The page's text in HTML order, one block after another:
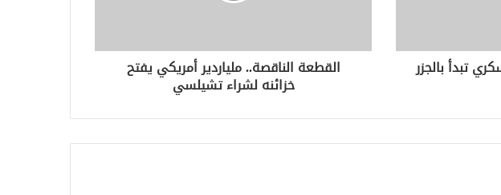
تبدأ بالجزر القطعة الناقصة.. ملياردير أمريكي يفتح
خزائنه لشراء تشيلسي